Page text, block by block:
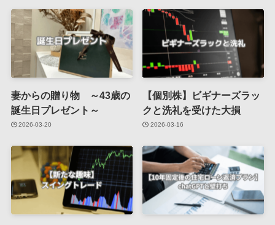
妻からの贈り物 ～43歳の
誕生日プレゼント～
2026-03-20
【個別株】ビギナーズラッ
クと洗礼を受けた大損
2026-03-16